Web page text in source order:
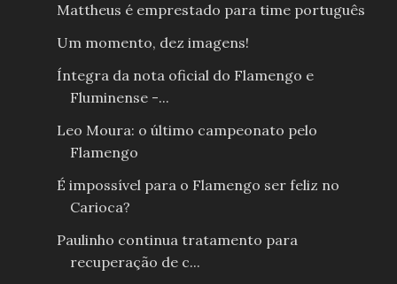
Mattheus é emprestado para time português
Um momento, dez imagens!
Íntegra da nota oficial do Flamengo e
Fluminense -...
Leo Moura: o último campeonato pelo
Flamengo
É impossível para o Flamengo ser feliz no
Carioca?
Paulinho continua tratamento para
recuperação de c...